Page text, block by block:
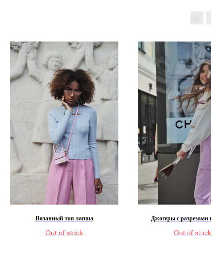
Вязанный топ лапша
Out of stock
Джогеры с разрезами по
Out of stock